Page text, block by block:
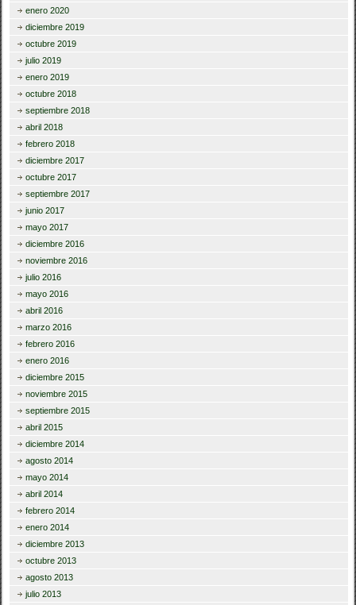
enero 2020
diciembre 2019
octubre 2019
julio 2019
enero 2019
octubre 2018
septiembre 2018
abril 2018
febrero 2018
diciembre 2017
octubre 2017
septiembre 2017
junio 2017
mayo 2017
diciembre 2016
noviembre 2016
julio 2016
mayo 2016
abril 2016
marzo 2016
febrero 2016
enero 2016
diciembre 2015
noviembre 2015
septiembre 2015
abril 2015
diciembre 2014
agosto 2014
mayo 2014
abril 2014
febrero 2014
enero 2014
diciembre 2013
octubre 2013
agosto 2013
julio 2013